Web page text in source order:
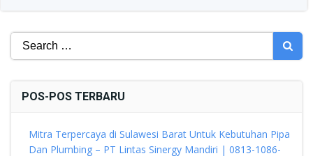
Search
POS-POS TERBARU
Mitra Terpercaya di Sulawesi Barat Untuk Kebutuhan Pipa
Dan Plumbing – PT Lintas Sinergy Mandiri | 0813-1086-